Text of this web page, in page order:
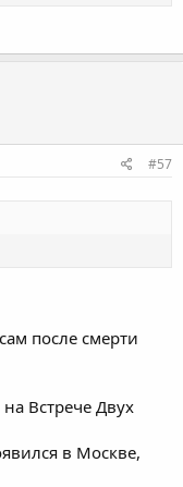
#57
после смерти
Встрече Двух
в Москве,